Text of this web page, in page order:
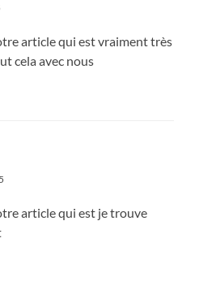
article qui est vraiment très
cela avec nous
article qui est je trouve